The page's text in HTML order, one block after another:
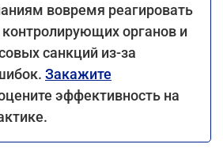
вовремя реагировать
органов и
санкций из-за
Закажите
эффективность на